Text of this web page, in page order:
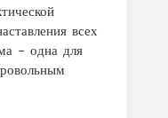
всех
– одна для